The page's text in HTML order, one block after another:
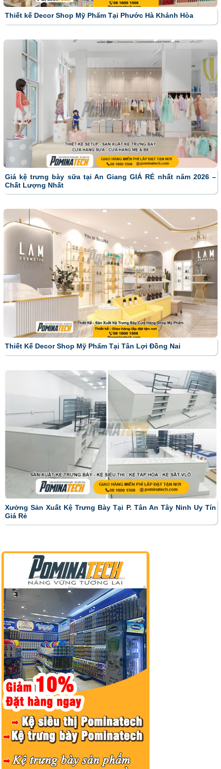
Thiết kế Decor Shop Mỹ Phẩm Tại Phước Hà Khánh Hòa
Giá kệ trưng bày sữa tại An Giang GIÁ RẺ nhất năm 2026 –
Chất Lượng Nhất
Thiết Kế Decor Shop Mỹ Phẩm Tại Tân Lợi Đồng Nai
Xưởng Sản Xuất Kệ Trưng Bày Tại P. Tân An Tây Ninh Uy Tín
Giá Rẻ